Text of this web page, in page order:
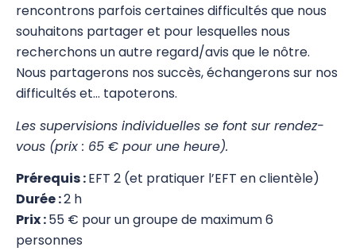
EFT 2
EFT 3
Atelier Pratique d'EFT 1 – Online
Certification en EFT
Modules complémentaires en EFT
Atelier Pratique d'EFT 2 – Online
rencontrons parfois certaines difficultés que nous
souhaitons partager et pour lesquelles nous
recherchons un autre regard/avis que le nôtre.
Nous partagerons nos succès, échangerons sur nos
difficultés et… tapoterons.
Les supervisions individuelles se font sur rendez-
vous (prix : 65 € pour une heure).
Prérequis :EFT 2 (et pratiquer l’EFT en clientèle)
Durée :2 h
Prix :55 € pour un groupe de maximum 6
personnes